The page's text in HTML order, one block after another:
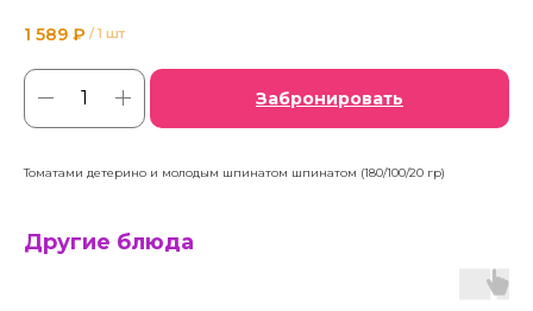
1 589 ₽ / 1 шт
Забронировать
Томатами детерино и молодым шпинатом шпинатом (180/100/20 гр)
Другие блюда